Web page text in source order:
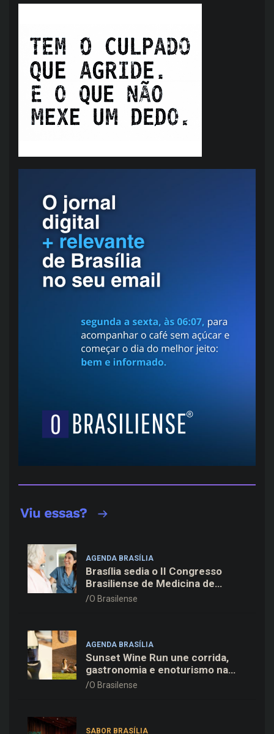
AGENDA BRASÍLIA
Brasília sedia o II Congresso
Brasiliense de Medicina de
Família e Comunidade na Fiocruz
O Brasilense
AGENDA BRASÍLIA
Sunset Wine Run une corrida,
gastronomia e enoturismo na
Vinícola Brasília
O Brasilense
SABOR BRASÍLIA